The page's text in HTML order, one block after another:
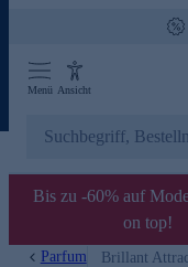
Menü Ansicht
Bis zu -60% auf
on top!
Parfum Brillant